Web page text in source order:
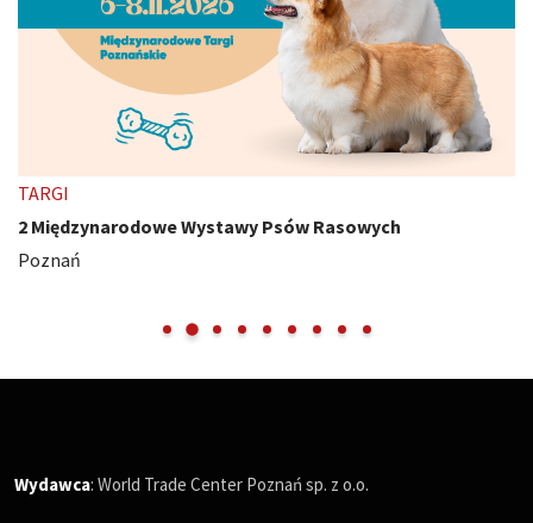
TARGI
2 Międzynarodowe Wystawy Psów Rasowych
Poznań
Wydawca: World Trade Center Poznań sp. z o.o.